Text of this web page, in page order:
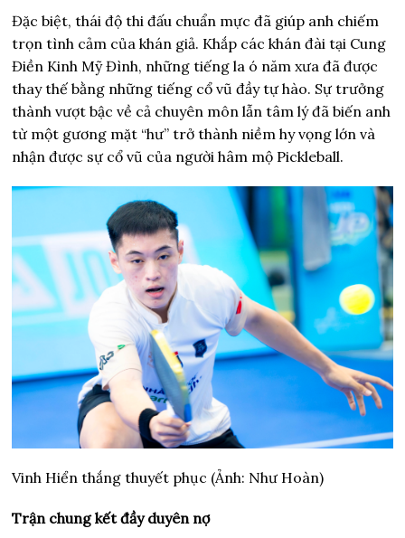
Đặc biệt, thái độ thi đấu chuẩn mực đã giúp anh chiếm
trọn tình cảm của khán giả. Khắp các khán đài tại Cung
Điền Kinh Mỹ Đình, những tiếng la ó năm xưa đã được
thay thế bằng những tiếng cổ vũ đầy tự hào. Sự trưởng
thành vượt bậc về cả chuyên môn lẫn tâm lý đã biến anh
từ một gương mặt “hư” trở thành niềm hy vọng lớn và
nhận được sự cổ vũ của người hâm mộ Pickleball.
Vinh Hiển thắng thuyết phục (Ảnh: Như Hoàn)
Trận chung kết đầy duyên nợ